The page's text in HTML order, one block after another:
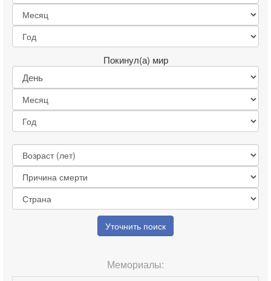
Покинул(а) мир
Уточнить поиск
Мемориалы: